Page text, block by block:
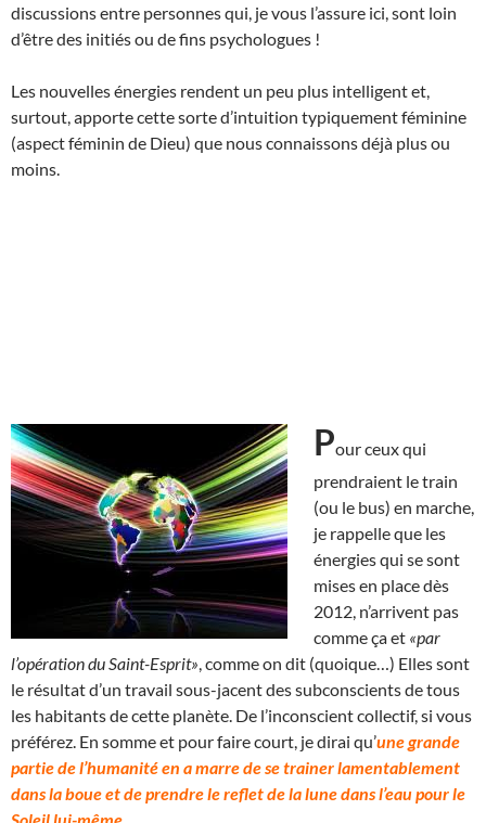
discussions entre personnes qui, je vous l’assure ici, sont loin
d’être des initiés ou de fins psychologues !
Les nouvelles énergies rendent un peu plus intelligent et,
surtout, apporte cette sorte d’intuition typiquement féminine
(aspect féminin de Dieu) que nous connaissons déjà plus ou
moins.
Pour ceux qui
prendraient le train
(ou le bus) en marche,
je rappelle que les
énergies qui se sont
mises en place dès
2012, n’arrivent pas
comme ça et «par
l’opération du Saint-Esprit» , comme on dit (quoique…) Elles sont
le résultat d’un travail sous-jacent des subconscients de tous
les habitants de cette planète. De l’inconscient collectif, si vous
préférez. En somme et pour faire court, je dirai qu’une grande
partie de l’humanité en a marre de se trainer lamentablement
dans la boue et de prendre le reflet de la lune dans l’eau pour le
Soleil lui-même.